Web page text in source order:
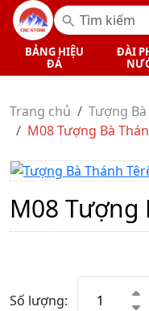
BẢNG HIỆU
ĐÁ
ĐÀI
Trang chủ
Tượng
M08 Tượng Bà
M08 Tượng
Số lượng: